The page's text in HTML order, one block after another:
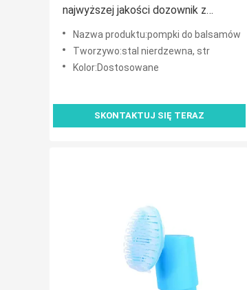
najwyższej jakości dozownik z
pompką do balsamu ze stali
nierdzewnej do butelek z balsamem
butelki z żelem pod prysznic
Nazwa produktu:pompki do balsamów
Tworzywo:stal nierdzewna, str
Kolor:Dostosowane
SKONTAKTUJ SIĘ TERAZ